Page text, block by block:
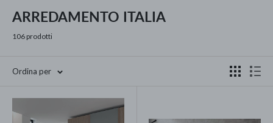
ARREDAMENTO ITALIA
106 prodotti
Ordina per